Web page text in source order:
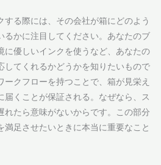
する際には、その会社が箱にどのよう
るかに注目してください。あなたのブ
に優しいインクを使うなど、あなたの
してくれるかどうかを知りたいもので
クフローを持つことで、箱が見栄え
届くことが保証される。なぜなら、ス
れたら意味がないからです。この部分
満足させたいときに本当に重要なこと